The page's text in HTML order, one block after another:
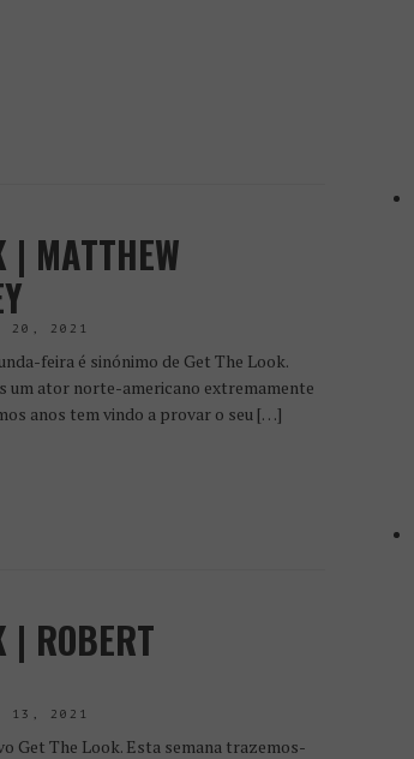
| MATTHEW
20, 2021
feira é sinónimo de Get The Look.
um ator norte-americano extremamente
anos tem vindo a provar o seu […]
| ROBERT
13, 2021
Get The Look. Esta semana trazemos-